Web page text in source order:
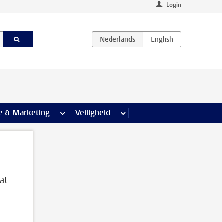
Login
& Marketing meer Communicatie & Marketing pagina’s
Veiligheid meer Veiligheid pagina’s